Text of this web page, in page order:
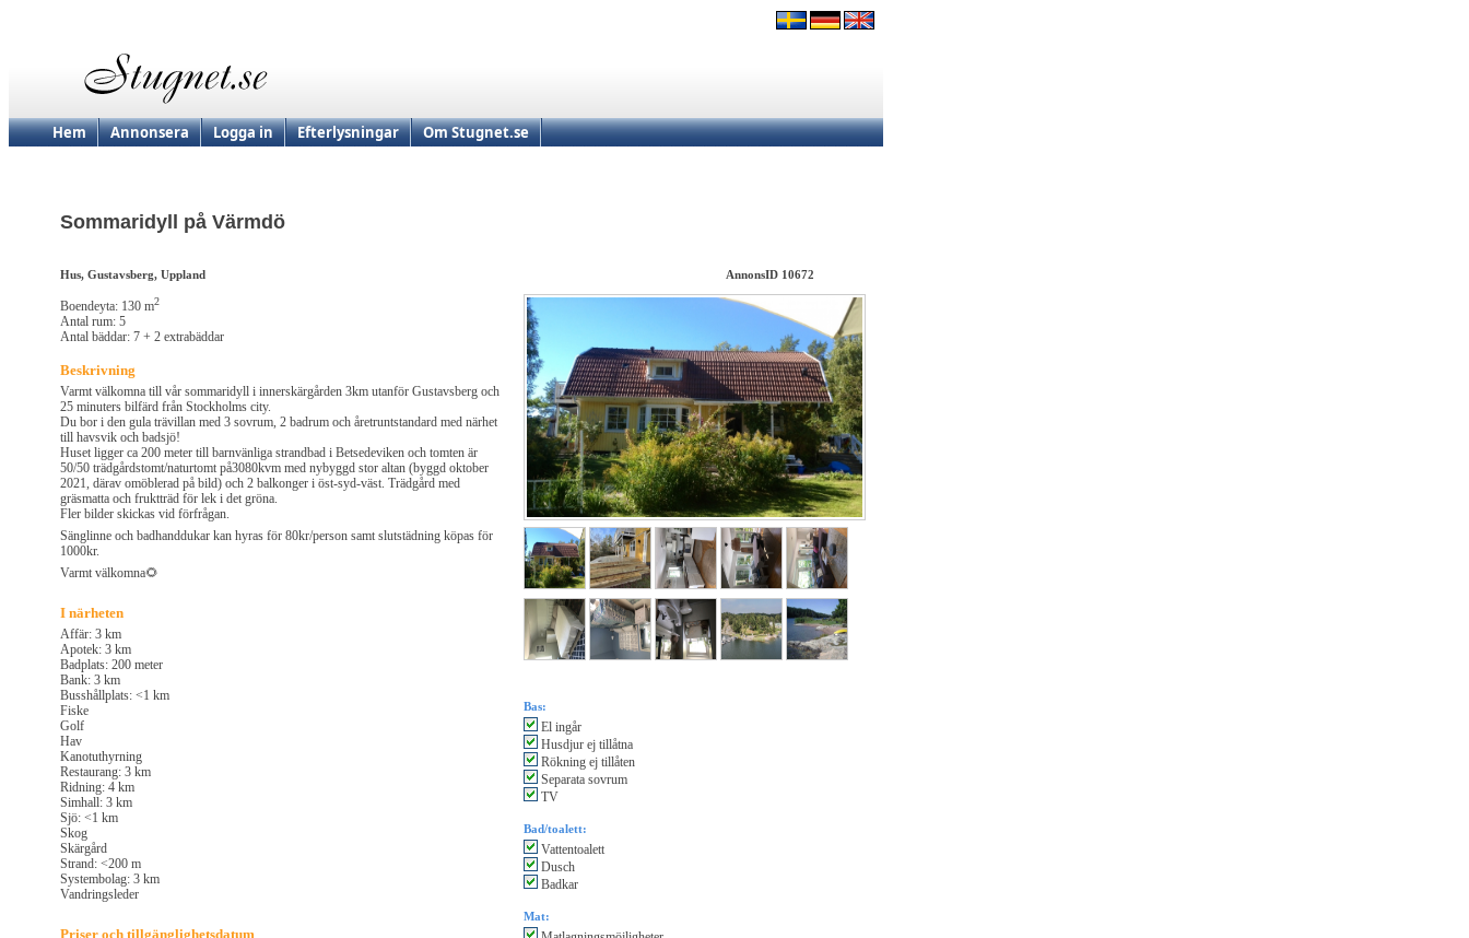
Hem Annonsera Logga in Efterlysningar Om Stugnet.se
Sommaridyll på Värmdö
Hus, Gustavsberg, Uppland AnnonsID 10672
Boendeyta: 130 m2
Antal rum: 5
Antal bäddar: 7 + 2 extrabäddar
Beskrivning
Varmt välkomna till vår sommaridyll i innerskärgården 3km utanför Gustavsberg och
25 minuters bilfärd från Stockholms city.
Du bor i den gula trävillan med 3 sovrum, 2 badrum och åretruntstandard med närhet
till havsvik och badsjö!
Huset ligger ca 200 meter till barnvänliga strandbad i Betsedeviken och tomten är
50/50 trädgårdstomt/naturtomt på3080kvm med nybyggd stor altan (byggd oktober
2021, därav omöblerad på bild) och 2 balkonger i öst-syd-väst. Trädgård med
gräsmatta och fruktträd för lek i det gröna.
Fler bilder skickas vid förfrågan.
Sänglinne och badhanddukar kan hyras för 80kr/person samt slutstädning köpas för
1000kr.
Varmt välkomna🌻
I närheten
Affär: 3 km
Apotek: 3 km
Badplats: 200 meter
Bank: 3 km
Busshållplats: <1 km
Fiske
Golf
Hav
Kanotuthyrning
Restaurang: 3 km
Ridning: 4 km
Simhall: 3 km
Sjö: <1 km
Skog
Skärgård
Strand: <200 m
Systembolag: 3 km
Vandringsleder
Priser och tillgänglighetsdatum
Bas:
El ingår
Husdjur ej tillåtna
Rökning ej tillåten
Separata sovrum
TV
Bad/toalett:
Vattentoalett
Dusch
Badkar
Mat: